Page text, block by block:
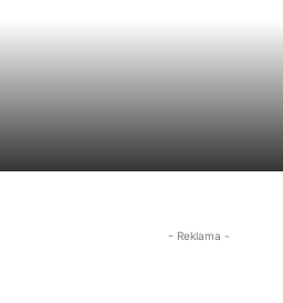
- Reklama -